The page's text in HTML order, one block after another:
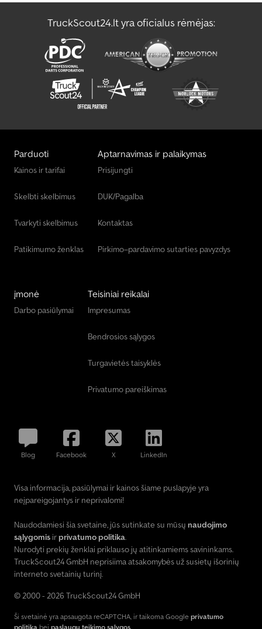
TruckScout24.lt yra oficialus rėmėjas:
Parduoti
Kainos ir tarifai
Skelbti skelbimus
Tvarkyti skelbimus
Patikimumo ženklas
Aptarnavimas ir palaikymas
Prisijungti
DUK/Pagalba
Kontaktas
Pirkimo–pardavimo sutarties pavyzdys
įmonė
Darbo pasiūlymai
Teisiniai reikalai
Impresumas
Bendrosios sąlygos
Turgavietės taisyklės
Privatumo pareiškimas
Blog Facebook X LinkedIn
Visa informacija, pasiūlymai ir kainos šiame puslapyje yra
neįpareigojantys ir neprivalomi!
Naudodamiesi šia svetaine, jūs sutinkate su mūsų naudojimo
sąlygomis ir privatumo politika.
Nurodyti prekių ženklai priklauso jų atitinkamiems savininkams.
TruckScout24 GmbH neprisiima atsakomybės už susietų išorinių
interneto svetainių turinį.
© 2000 - 2026 TruckScout24 GmbH
Ši svetainė yra apsaugota reCAPTCHA, ir taikoma Google privatumo
politika bei paslaugų teikimo sąlygos